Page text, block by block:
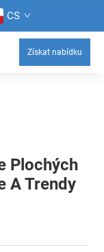
CS
Získat nabídku
Plochých
A Trendy